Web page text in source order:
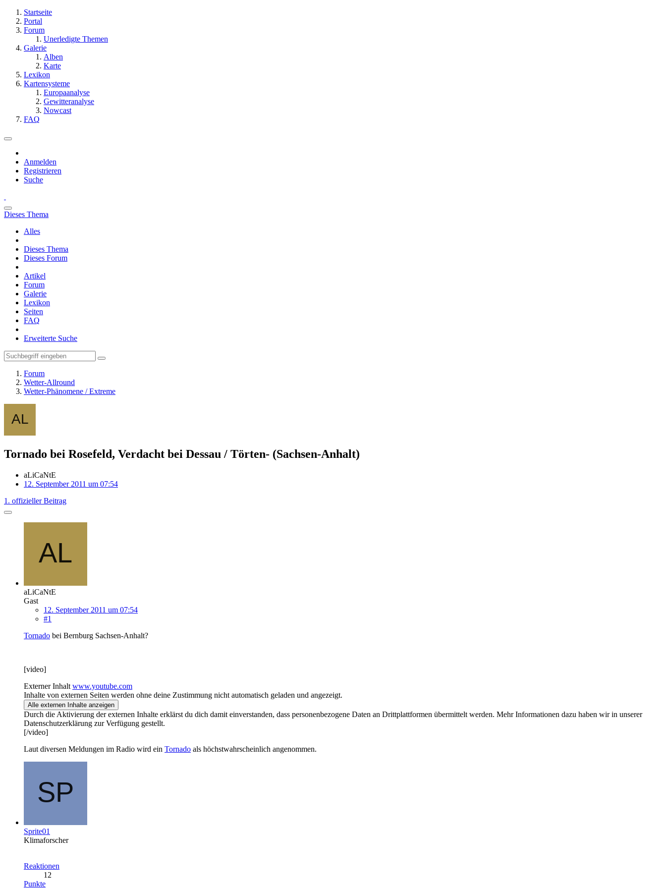
Startseite
Portal
Forum
Unerledigte Themen
Galerie
Alben
Karte
Lexikon
Kartensysteme
Europaanalyse
Gewitteranalyse
Nowcast
FAQ
Anmelden
Registrieren
Suche
Dieses Thema
Alles
Dieses Thema
Dieses Forum
Artikel
Forum
Galerie
Lexikon
Seiten
FAQ
Erweiterte Suche
Forum
Wetter-Allround
Wetter-Phänomene / Extreme
Tornado bei Rosefeld, Verdacht bei Dessau / Törten- (Sachsen-Anhalt)
aLiCaNtE
12. September 2011 um 07:54
1. offizieller Beitrag
aLiCaNtE
Gast
12. September 2011 um 07:54
#1
Tornado bei Bernburg Sachsen-Anhalt?
[video]
Externer Inhalt www.youtube.com
Inhalte von externen Seiten werden ohne deine Zustimmung nicht automatisch geladen und angezeigt.
Alle externen Inhalte anzeigen
Durch die Aktivierung der externen Inhalte erklärst du dich damit einverstanden, dass personenbezogene Daten an Drittplattformen übermittelt werden. Mehr Informationen dazu haben wir in unserer
Datenschutzerklärung zur Verfügung gestellt.
[/video]
Laut diversen Meldungen im Radio wird ein Tornado als höchstwahrscheinlich angenommen.
Sprite01
Klimaforscher
Reaktionen
12
Punkte